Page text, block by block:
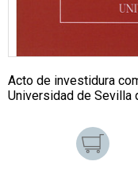
Acto de investidura
Universidad de Sevilla